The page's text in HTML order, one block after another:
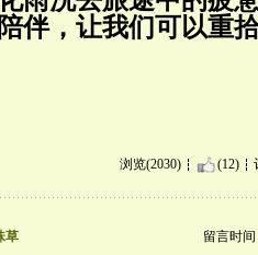
伴，让我们可以重
浏览(2030) (12)
草 留言时间